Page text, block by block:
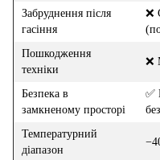
Забруднення після
гасіння
❌
Пошкодження
техніки
❌
Безпека в
замкненому просторі
✅
Температурний
діапазон